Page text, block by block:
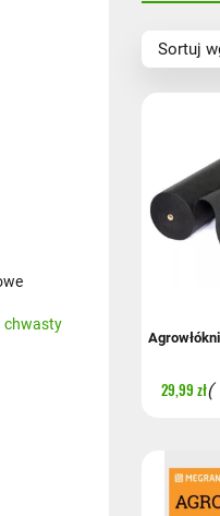
chwasty
Sortuj
Nazwa
Nazwa
Cena
29,99 zł(